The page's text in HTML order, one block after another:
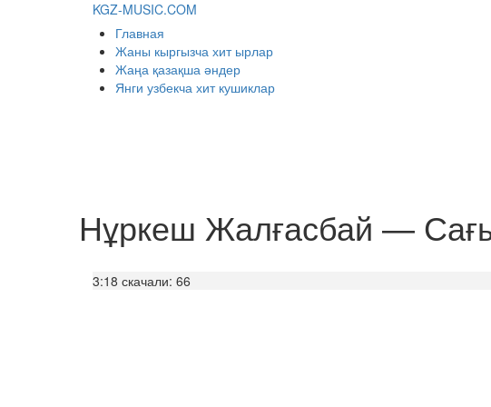
KGZ-MUSIC.COM
Главная
Жаны кыргызча хит ырлар
Жаңа қазақша әндер
Янги узбекча хит кушиклар
Нұркеш Жалғасбай —
3:18 скачали: 66